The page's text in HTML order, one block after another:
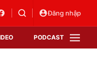
Đăng nhập
PODCAST